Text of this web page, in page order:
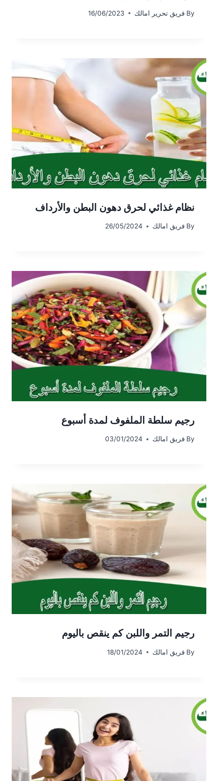
By فريق تحرير امالك 16/06/2023
نظام غذائي لحرق دهون البطن والأرداف
By فريق امالك 26/05/2024
رجيم سلطة الملفوف لمدة أسبوع
By فريق امالك 03/01/2024
رجيم التمر واللبن كم ينقص باليوم
By فريق امالك 18/01/2024